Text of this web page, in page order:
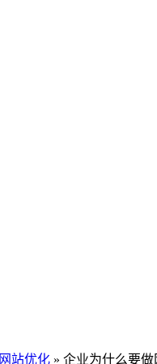
网站优化 » 企业为什么要